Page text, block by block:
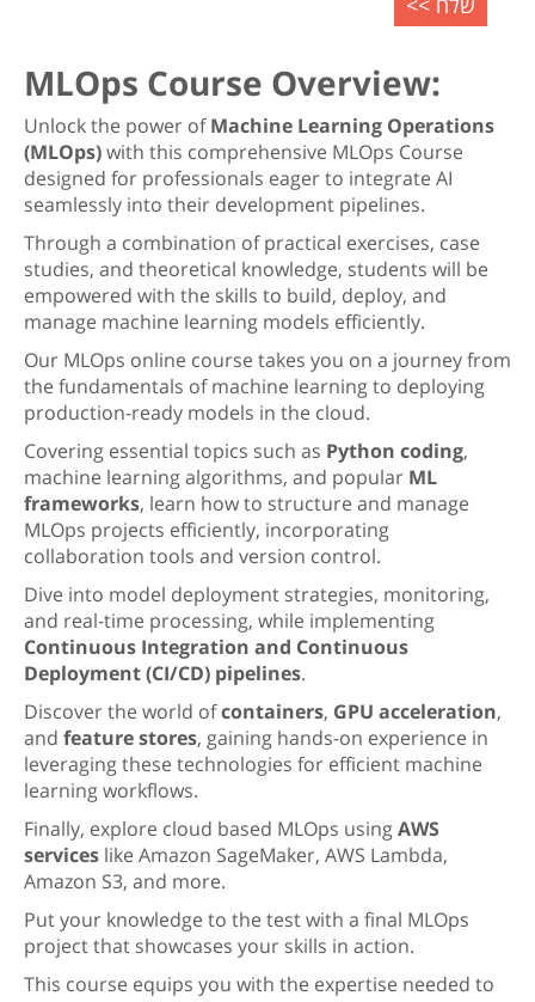
MLOps Course Overview:
Unlock the power ofMachine Learning Operations
(MLOps)with this comprehensive MLOps Course
designed for professionals eager to integrate AI
seamlessly into their development pipelines.
Through a combination of practical exercises, case
studies, and theoretical knowledge, students will be
empowered with the skills to build, deploy, and
manage machine learning models efficiently.
Our MLOps online course takes you on a journey from
the fundamentals of machine learning to deploying
production-ready models in the cloud.
Covering essential topics such as Python coding,
machine learning algorithms, and popular ML
frameworks, learn how to structure and manage
MLOps projects efficiently, incorporating
collaboration tools and version control.
Dive into model deployment strategies, monitoring,
and real-time processing, while implementing
Continuous Integration and Continuous
Deployment (CI/CD) pipelines.
Discover the world ofcontainers, GPU acceleration,
and feature stores, gaining hands-on experience in
leveraging these technologies for efficient machine
learning workflows.
Finally, explore cloud based MLOps usingAWS
services like Amazon SageMaker, AWS Lambda,
Amazon S3, and more.
Put your knowledge to the test with a final MLOps
project that showcases your skills in action.
This course equips you with the expertise needed to